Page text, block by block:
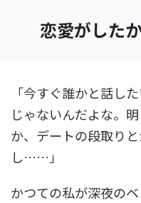
恋愛がした
「今すぐ誰かと話し
じゃないんだよな。
か、デートの段取り
し……」
かつての私が深夜の